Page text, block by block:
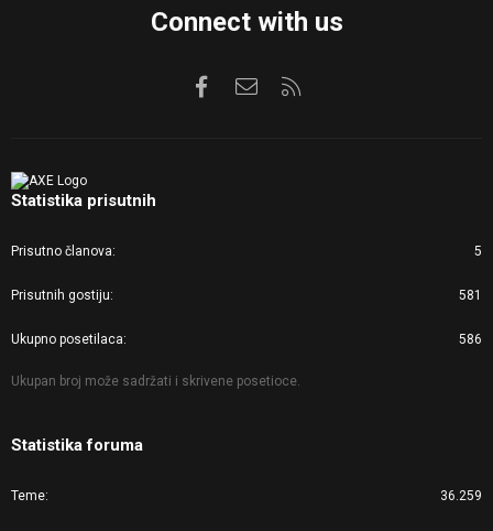
Connect with us
FacebookKontaktirajte nas
Statistika prisutnih
Prisutno članova 5
Prisutnih gostiju 581
Ukupno posetilaca 586
Ukupan broj može sadržati i skrivene posetioce.
Statistika foruma
Teme 36.259